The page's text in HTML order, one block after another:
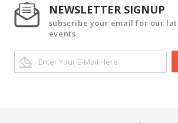
NEWSLETTER SIGNUP
subscribe your email for our
events